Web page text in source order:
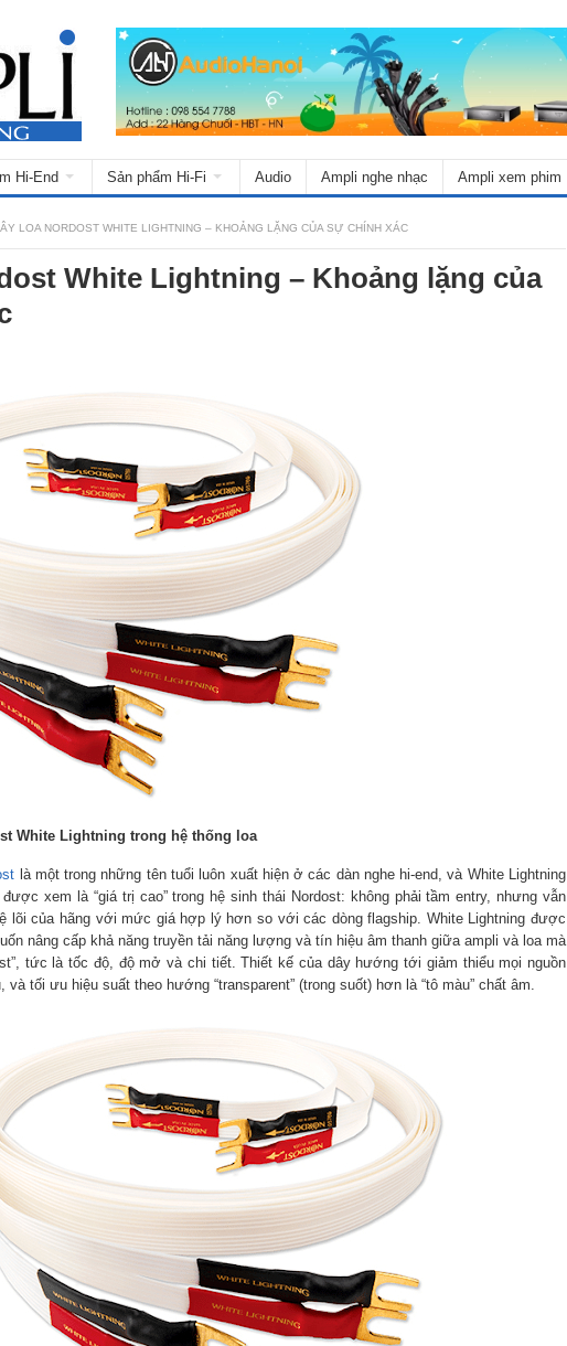
Hi-End Sản phẩm Hi-Fi Audio Ampli nghe nhạc Ampli xem phim
LOA NORDOST WHITE LIGHTNING – KHOẢNG LẶNG CỦA SỰ CHÍNH XÁC
White Lightning – Khoảng lặng của
White Lightning trong hệ thống loa
là một trong những tên tuổi luôn xuất hiện ở các dàn nghe hi-end, và White Lightning
xem là “giá trị cao” trong hệ sinh thái Nordost: không phải tầm entry, nhưng vẫn
lõi của hãng với mức giá hợp lý hơn so với các dòng flagship. White Lightning được
nâng cấp khả năng truyền tải năng lượng và tín hiệu âm thanh giữa ampli và loa mà
tức là tốc độ, độ mở và chi tiết. Thiết kế của dây hướng tới giảm thiểu mọi nguồn
tối ưu hiệu suất theo hướng “transparent” (trong suốt) hơn là “tô màu” chất âm.